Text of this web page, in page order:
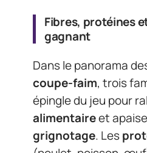
Fibres, protéines
gagnant
Dans le panorama
coupe-faim, trois
épingle du jeu pour
alimentaireet
grignotage. Les